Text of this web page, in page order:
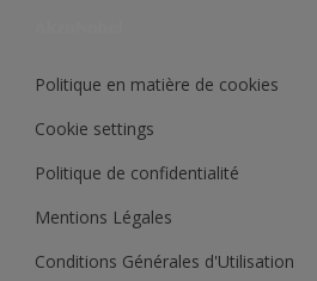
Politique en matière de cookies
Cookie settings
Politique de confidentialité
Mentions Légales
Conditions Générales d'Utilisation